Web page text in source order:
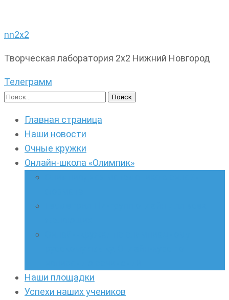
nn2x2
Творческая лаборатория 2х2 Нижний Новгород
Телеграмм
Найти:
Главная страница
Наши новости
Очные кружки
Онлайн-школа «Олимпик»
Наши площадки
Успехи наших учеников